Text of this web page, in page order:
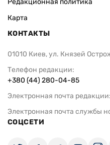
Редакционная политика
Карта
КОНТАКТЫ
01010 Киев, ул. Князей
Телефон редакции:
+380 (44) 280-04-85
Электронная почта редакции:
Электронная почта службы
СОЦСЕТИ